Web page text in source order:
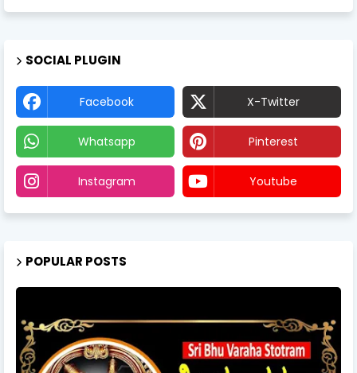
SOCIAL PLUGIN
Facebook X-Twitter
Whatsapp Pinterest
Instagram Youtube
POPULAR POSTS